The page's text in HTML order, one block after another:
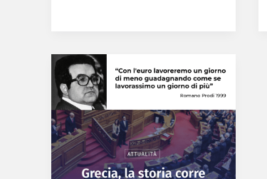
Ma
non
dovevamo
lavorare
un
giorno
di